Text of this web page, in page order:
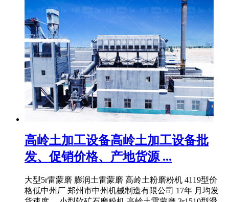
高岭土加工设备高岭土加工设备批
发、促销价格、产地货源 ...
大型5r雷蒙磨 膨润土雷蒙磨 高岭土粉磨粉机 4119型价
格低中州厂 郑州市中州机械制造有限公司 17年 月均发